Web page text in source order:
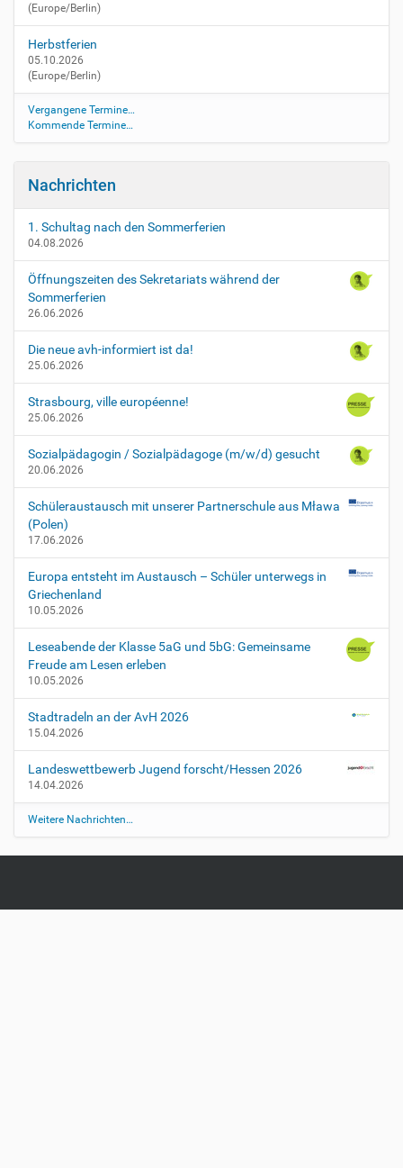
(Europe/Berlin)
Herbstferien
05.10.2026
(Europe/Berlin)
Vergangene Termine…
Kommende Termine…
Nachrichten
1. Schultag nach den Sommerferien
04.08.2026
Öffnungszeiten des Sekretariats während der
Sommerferien
26.06.2026
Die neue avh-informiert ist da!
25.06.2026
Strasbourg, ville européenne!
25.06.2026
Sozialpädagogin / Sozialpädagoge (m/w/d) gesucht
20.06.2026
Schüleraustausch mit unserer Partnerschule aus Mława
(Polen)
17.06.2026
Europa entsteht im Austausch – Schüler unterwegs in
Griechenland
10.05.2026
Leseabende der Klasse 5aG und 5bG: Gemeinsame
Freude am Lesen erleben
10.05.2026
Stadtradeln an der AvH 2026
15.04.2026
Landeswettbewerb Jugend forscht/Hessen 2026
14.04.2026
Weitere Nachrichten…